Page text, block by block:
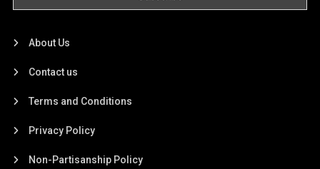
About Us
Contact us
Terms and Conditions
Privacy Policy
Non-Partisanship Policy